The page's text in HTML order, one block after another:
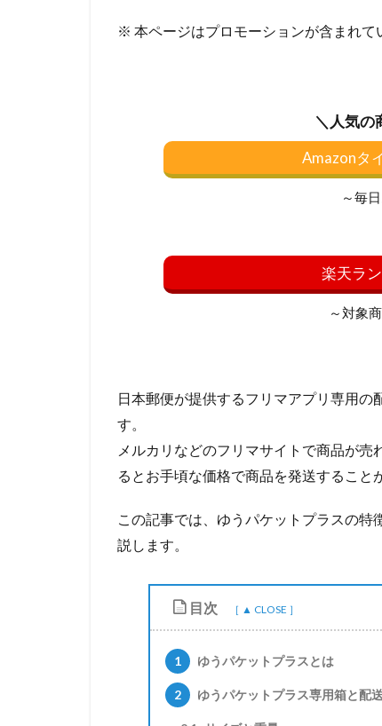
※ 本ページはプロモーションが含まれて
＼人気の
Amazonタ
～毎
楽天ラ
～対象
日本郵便が提供するフリマアプリ専用の
す。
メルカリなどのフリマサイトで商品が
るとお手頃な価格で商品を発送すること
この記事では、ゆうパケットプラスの
説します。
目次
1 ゆうパケットプラスとは
2 ゆうパケットプラス専用箱と配